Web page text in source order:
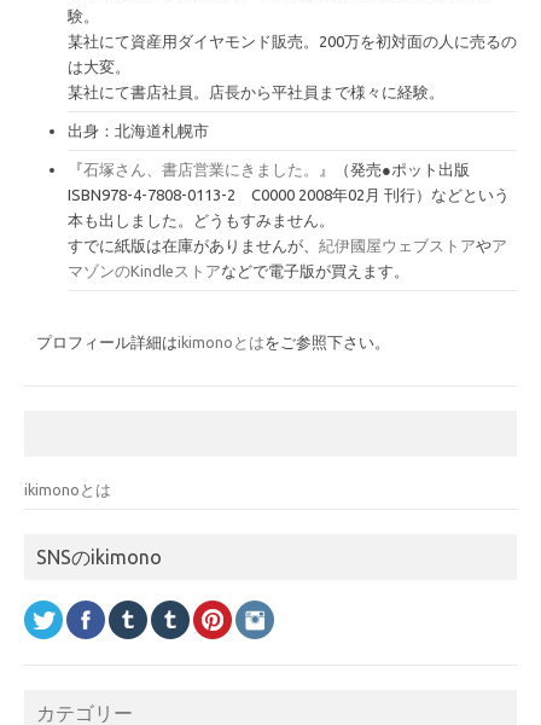
験。
某社にて資産用ダイヤモンド販売。200万を初対面の人に売るの
は大変。
某社にて書店社員。店長から平社員まで様々に経験。
出身：北海道札幌市
『石塚さん、書店営業にきました。
』（発売●ポット出版
ISBN978-4-7808-0113-2 C0000 2008年02月 刊行）などという
本も出しました。どうもすみません。
すでに紙版は在庫がありませんが、 紀伊國屋ウェブストアやア
マゾンのKindleストアなどで電子版が買えます。
プロフィール詳細はikimonoとはをご参照下さい。
ikimonoとは
SNSのikimono
カテゴリー